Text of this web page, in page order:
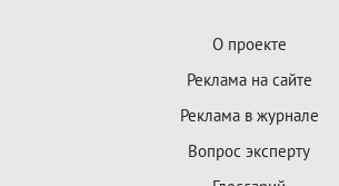
О проекте
Реклама на сайте
Реклама в журнале
Вопрос эксперту